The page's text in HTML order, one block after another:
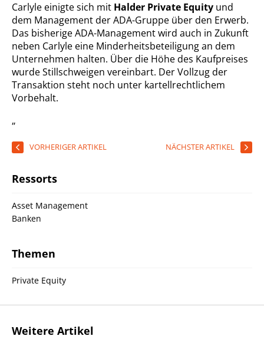
Carlyle einigte sich mit Halder Private Equity und
dem Management der ADA-Gruppe über den Erwerb.
Das bisherige ADA-Management wird auch in Zukunft
neben Carlyle eine Minderheitsbeteiligung an dem
Unternehmen halten. Über die Höhe des Kaufpreises
wurde Stillschweigen vereinbart. Der Vollzug der
Transaktion steht noch unter kartellrechtlichem
Vorbehalt.
„
VORHERIGER ARTIKEL NÄCHSTER ARTIKEL
Ressorts
Asset Management
Banken
Themen
Private Equity
Weitere Artikel